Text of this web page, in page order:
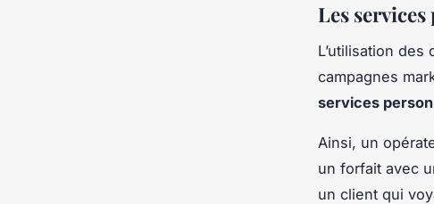
Les
L’utilisation
campagnes
services
Ainsi, un
un forfait avec
un client qui